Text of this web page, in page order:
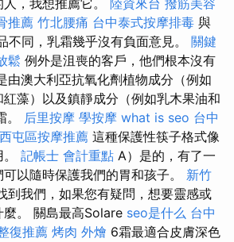
，我想推薦它。 陸資來台 撥筋美容
推薦 竹北腰痛 台中泰式按摩排毒 與
不同，乳霜幾乎沒有負面意見。 關鍵
鬆 例外是沮喪的客戶，他們根本沒有
由澳大利亞抗氧化劑植物成分（例如
藻）以及鎮靜成分（例如乳木果油和
。 后里按摩 學按摩 what is seo 台中
屯區按摩推薦 這種保護性筷子格式像
記帳士 會計重點 A）是的，有了一
以隨時保護我們的胃和孩子。 新竹
到我們，如果您有疑問，想要靈感或
。 關島最高Solare seo是什么 台中
復推薦 烤肉 外燴 6霜最適合皮膚深色